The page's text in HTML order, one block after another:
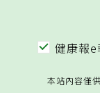
健康報e
本站內容僅